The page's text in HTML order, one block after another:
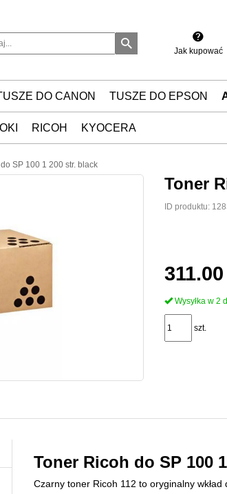
Jak kupować
DO CANON TUSZE DO EPSON
OKI RICOH KYOCERA
SP 100 1 200 str. black
Toner
ID produktu:
311.00
Wysyłka w 2
szt.
Toner Ricoh do SP 100
Czarny toner Ricoh 112 to oryginalny